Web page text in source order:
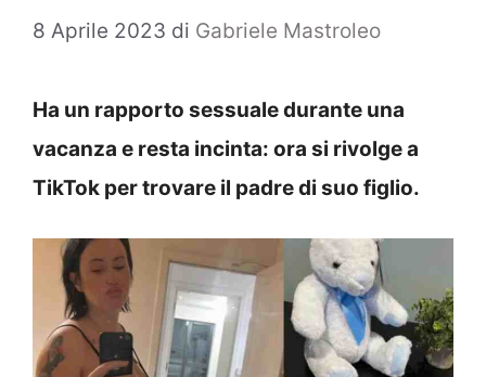
8 Aprile 2023 di Gabriele Mastroleo
Ha un rapporto sessuale durante una
vacanza e resta incinta: ora si rivolge a
TikTok per trovare il padre di suo figlio.